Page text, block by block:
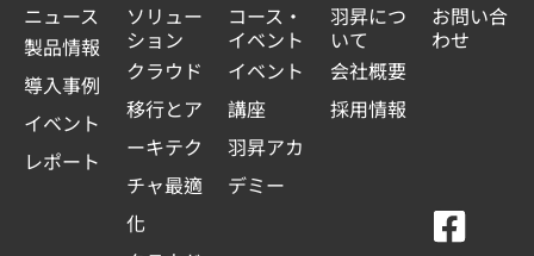
ニュース
製品情報
導入事例
イベント
レポート
ソリュー
ション
クラウド
移行とア
ーキテク
チャ最適
化
コース・
イベント
イベント
講座
羽昇アカ
デミー
羽昇につ
いて
会社概要
採用情報
お問い合
わせ
F
Y
L
L